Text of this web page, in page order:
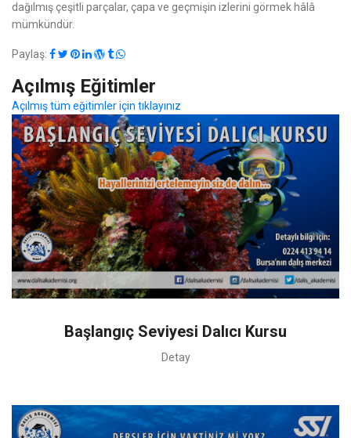
dağılmış çeşitli parçalar, çapa ve geçmişin izlerini görmek hâlâ
mümkündür.
Paylaş:
Açılmış Eğitimler
Açılmış tüm eğitimler için tıklayınız
Başlangıç Seviyesi Dalıcı Kursu
Detay